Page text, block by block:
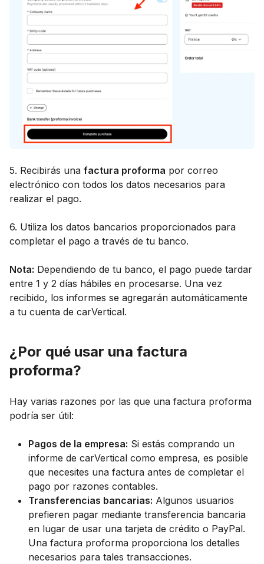
5. Recibirás una factura proforma por correo
electrónico con todos los datos necesarios para
realizar el pago.
6. Utiliza los datos bancarios proporcionados para
completar el pago a través de tu banco.
Nota: Dependiendo de tu banco, el pago puede tardar
entre 1 y 2 días hábiles en procesarse. Una vez
recibido, los informes se agregarán automáticamente
a tu cuenta de carVertical.
¿Por qué usar una factura
proforma?
Hay varias razones por las que una factura proforma
podría ser útil:
Pagos de la empresa: Si estás comprando un
informe de carVertical como empresa, es posible
que necesites una factura antes de completar el
pago por razones contables.
Transferencias bancarias: Algunos usuarios
prefieren pagar mediante transferencia bancaria
en lugar de usar una tarjeta de crédito o PayPal.
Una factura proforma proporciona los detalles
necesarios para tales transacciones.